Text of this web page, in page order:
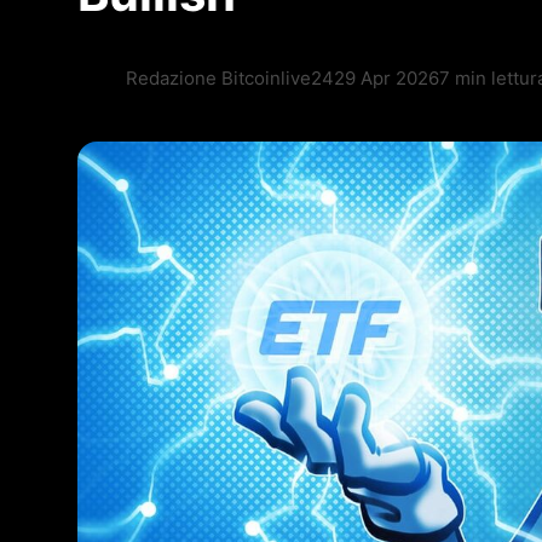
Redazione Bitcoinlive2429 Apr 20267 min